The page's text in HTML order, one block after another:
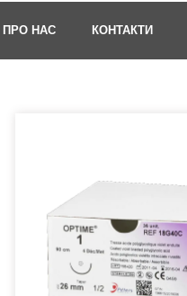
ПРО НАС КОНТАКТИ